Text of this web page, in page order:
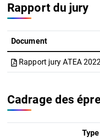
Rapport du jury
Document
Rapport jury ATEA
Cadrage des